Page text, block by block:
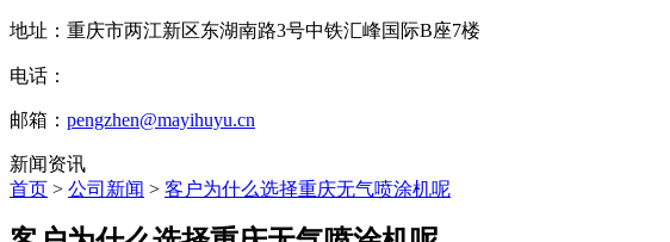
地址：重庆市两江新区东湖南路3号中铁汇峰国际B座7楼
电话：
邮箱： pengzhen@mayihuyu.cn
新闻资讯
首页 > 公司新闻 > 客户为什么选择重庆无气喷涂机呢